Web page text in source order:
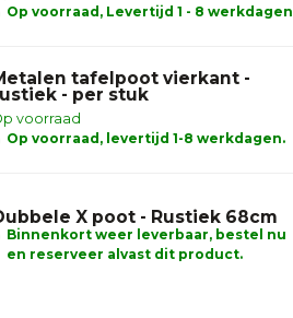
Op voorraad, Levertijd 1 - 8 werkdagen
tafelpoot vierkant -
- per stuk
voorraad
Op voorraad, levertijd 1-8 werkdagen.
X poot - Rustiek 68cm
Binnenkort weer leverbaar, bestel nu
en reserveer alvast dit product.